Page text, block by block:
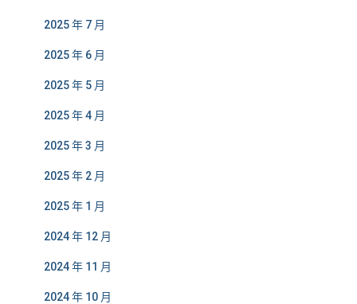
2025 年 7 月
2025 年 6 月
2025 年 5 月
2025 年 4 月
2025 年 3 月
2025 年 2 月
2025 年 1 月
2024 年 12 月
2024 年 11 月
2024 年 10 月